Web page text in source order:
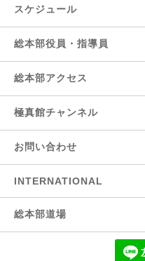
スケジュール
総本部役員・指導員
総本部アクセス
極真館チャンネル
お問い合わせ
INTERNATIONAL
総本部道場